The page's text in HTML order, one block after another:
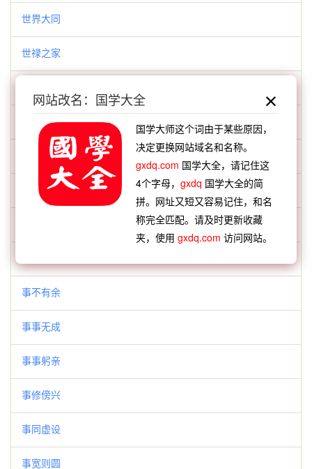
世界大同
世禄之家
世路风波
世道人情
世道日衰
事不有余
事事无成
事事躬亲
事修傍兴
事同虚设
事宽则圆
网站改名：国学大全
国学大师这个词由于某些原因，
决定更换网站域名和名称。
gxdq.com 国学大全，请记住这
4个字母，gxdq 国学大全的简
拼。网址又短又容易记住，和名
称完全匹配。请及时更新收藏
夹，使用gxdq.com 访问网站。